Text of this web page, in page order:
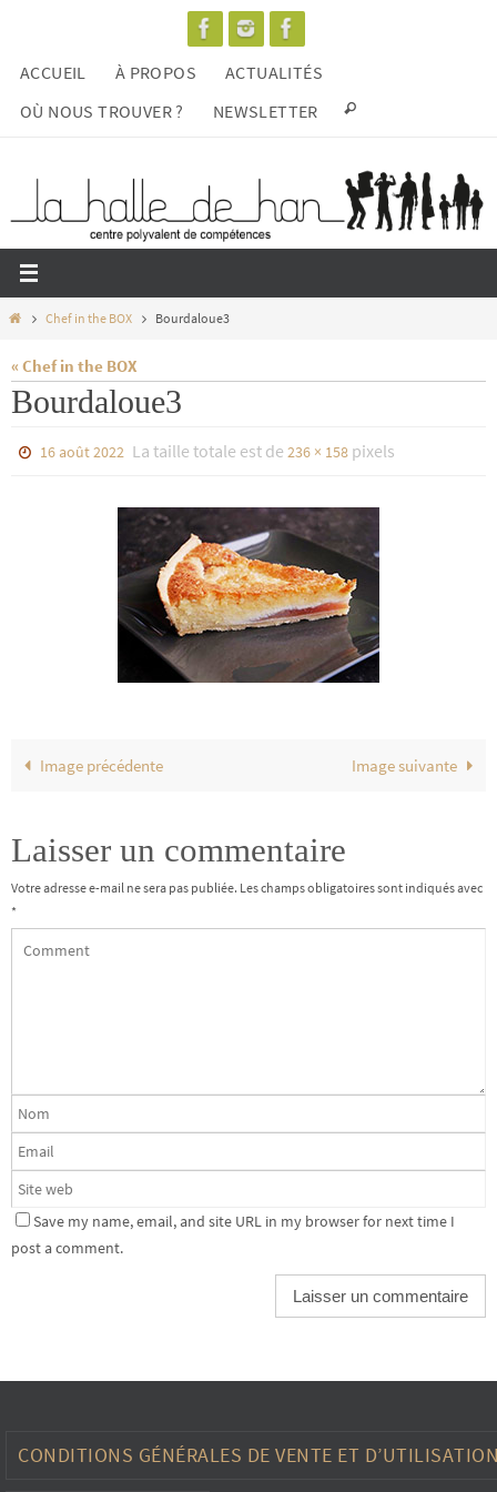
contenu
ACCUEIL À PROPOS
ACTUALITÉS
OÙ NOUS TROUVER ?
NEWSLETTER
HomeChef in the BOX Bourdaloue3
« Chef in the BOX
Bourdaloue3
16 août 2022 La taille totale est de236 × 158 pixels
Image précédente Image suivante
Laisser un commentaire
Votre adresse e-mail ne sera pas publiée. Les champs obligatoires sont indiqués avec
*
Save my name, email, and site URL in my browser for next time I
post a comment.
CONDITIONS GÉNÉRALES DE VENTE ET